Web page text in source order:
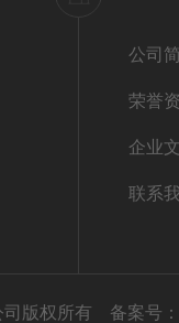
公司
荣誉
企业
联系
司版权所有 备案号